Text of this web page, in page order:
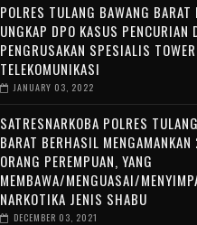
POLRES TULANG BAWANG BARAT
UNGKAP DPO KASUS PENCURIAN
PENGRUSAKAN SPESIALIS TOWER
TELEKOMUNIKASI
JANUARY 03, 2022
SATRESNARKOBA POLRES
BARAT BERHASIL
ORANG PEREMPUAN, YANG
MEMBAWA/MENGUASAI/
NARKOTIKA JENIS SHABU
DECEMBER 03, 2021